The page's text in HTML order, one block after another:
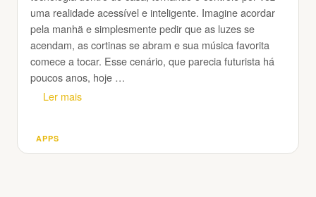
uma realidade acessível e inteligente. Imagine acordar
pela manhã e simplesmente pedir que as luzes se
acendam, as cortinas se abram e sua música favorita
comece a tocar. Esse cenário, que parecia futurista há
poucos anos, hoje …
Ler mais
Categorias
APPS